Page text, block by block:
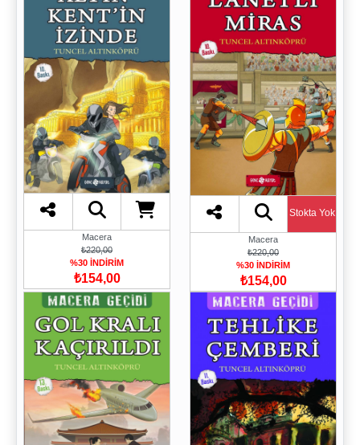
Macera
₺220,00
%30 İNDİRİM
₺154,00
Stokta Yok
Macera
₺220,00
%30 İNDİRİM
₺154,00